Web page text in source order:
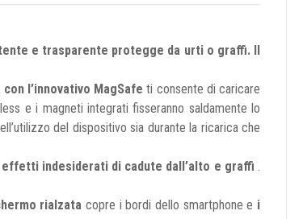
e trasparente protegge da urti o graffi. Il
l’innovativo MagSafe ti consente di caricare
e i magneti integrati fisseranno saldamente lo
del dispositivo sia durante la ricarica che
effetti indesiderati di cadute dall’alto e graffi .
rialzata copre i bordi dello smartphone e i